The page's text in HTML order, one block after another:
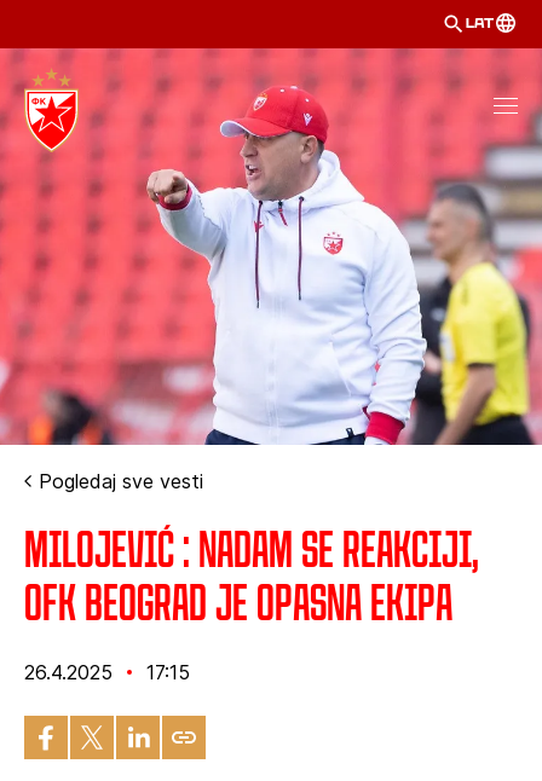
LAT
Pogledaj sve vesti
Milojević : Nadam se reakciji,
OFK Beograd je opasna ekipa
26.4.2025 17:15